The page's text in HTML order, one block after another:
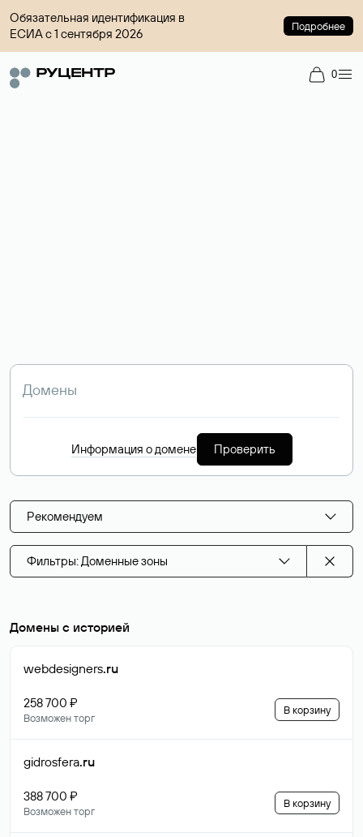
Обязательная идентификация в
ЕСИА с 1 сентября 2026
Подробнее
0
Информация о домене Проверить
Рекомендуем
Фильтры: Доменные зоны
Домены с историей
webdesigners.ru
258 700 ₽
Возможен торг
В корзину
gidrosfera.ru
388 700 ₽
Возможен торг
В корзину